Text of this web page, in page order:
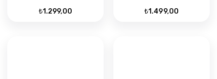
₺1.299,00 ₺1.499,00